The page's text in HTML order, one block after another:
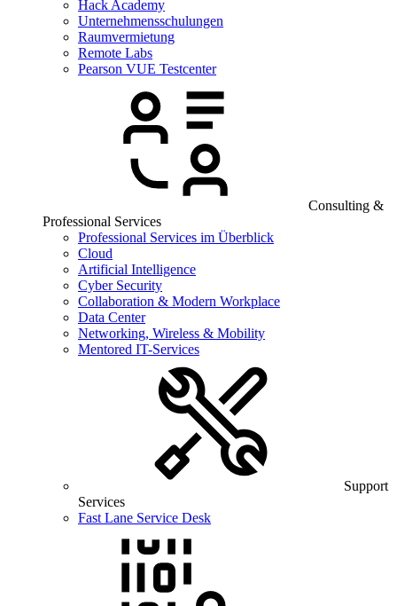
Hack Academy
Unternehmensschulungen
Raumvermietung
Remote Labs
Pearson VUE Testcenter
Consulting &
Professional Services
Professional Services im Überblick
Cloud
Artificial Intelligence
Cyber Security
Collaboration & Modern Workplace
Data Center
Networking, Wireless & Mobility
Mentored IT-Services
Support
Services
Fast Lane Service Desk